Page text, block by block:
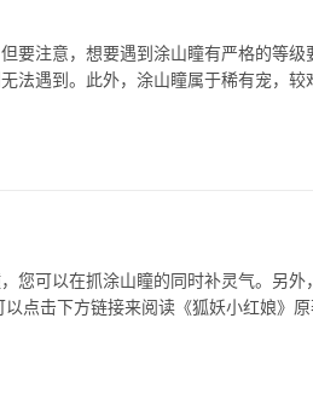
要注意，想要遇到涂山瞳有严格的等级
法遇到。此外，涂山瞳属于稀有宠，较
您可以在抓涂山瞳的同时补灵气。另外
点击下方链接来阅读《狐妖小红娘》